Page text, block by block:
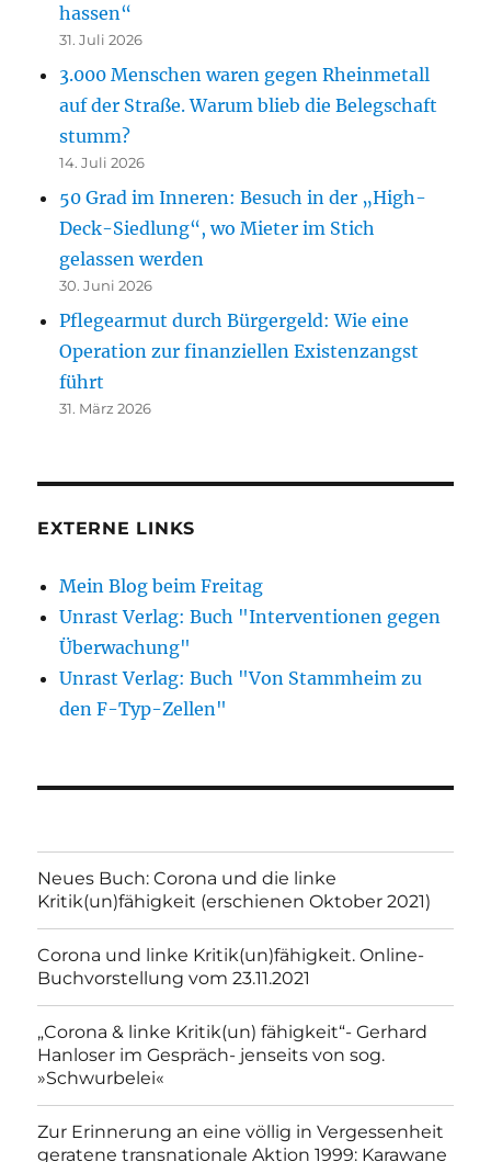
hassen“
31. Juli 2026
3.000 Menschen waren gegen Rheinmetall
auf der Straße. Warum blieb die Belegschaft
stumm?
14. Juli 2026
50 Grad im Inneren: Besuch in der „High-
Deck-Siedlung“, wo Mieter im Stich
gelassen werden
30. Juni 2026
Pflegearmut durch Bürgergeld: Wie eine
Operation zur finanziellen Existenzangst
führt
31. März 2026
EXTERNE LINKS
Mein Blog beim Freitag
Unrast Verlag: Buch "Interventionen gegen
Überwachung"
Unrast Verlag: Buch "Von Stammheim zu
den F-Typ-Zellen"
Neues Buch: Corona und die linke
Kritik(un)fähigkeit (erschienen Oktober 2021)
Corona und linke Kritik(un)fähigkeit. Online-
Buchvorstellung vom 23.11.2021
„Corona & linke Kritik(un) fähigkeit“- Gerhard
Hanloser im Gespräch- jenseits von sog.
»Schwurbelei«
Zur Erinnerung an eine völlig in Vergessenheit
geratene transnationale Aktion 1999: Karawane